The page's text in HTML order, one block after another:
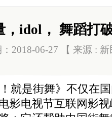
，idol， 舞蹈打
：2018-06-27 【 来源 :
就是街舞》不仅在
影电视节互联网影